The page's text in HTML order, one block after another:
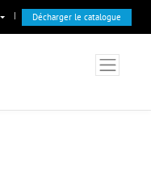
| Décharger le catalogue